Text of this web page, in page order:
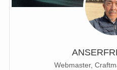
Webmaster,